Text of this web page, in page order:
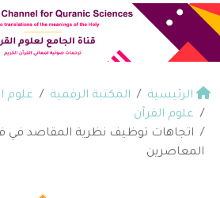
الرئيسية المكتبة الرقمية
علوم
علوم القرآن
اتجاهات توظيف نظرية المقاصد في
المعاصرين